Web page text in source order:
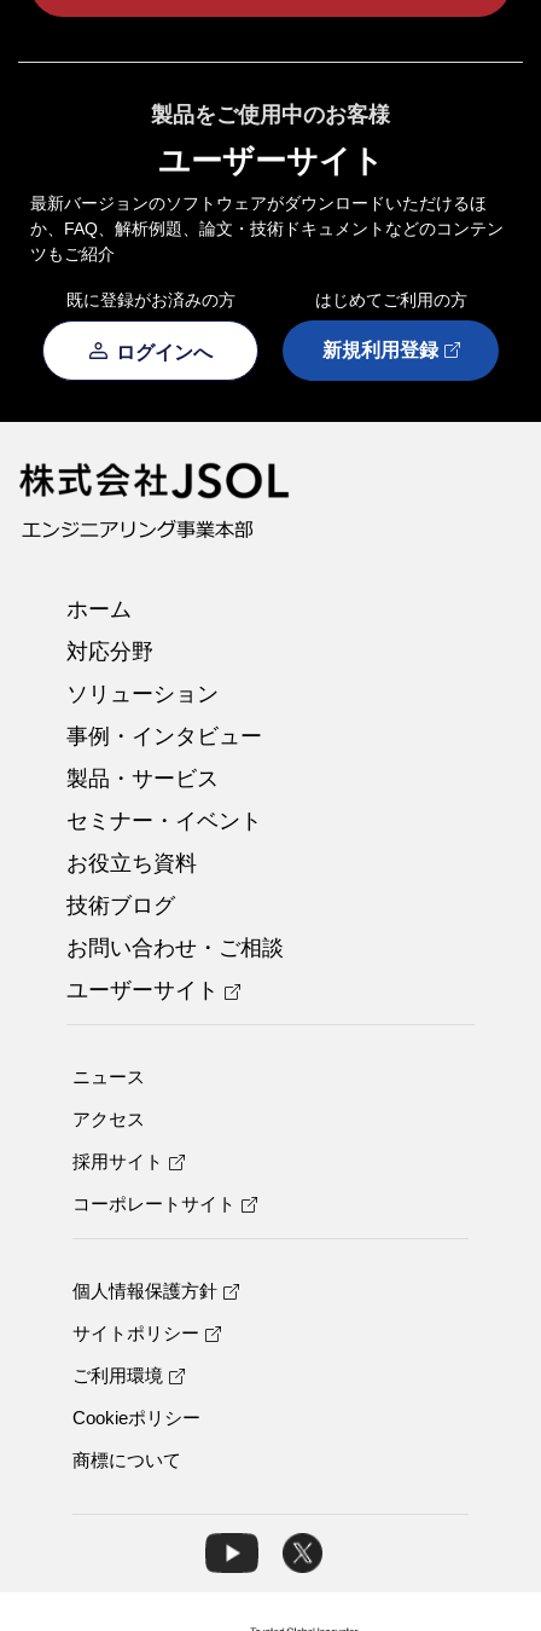
製品をご使用中のお客様
ユーザーサイト
最新バージョンのソフトウェアがダウンロードいただけるほ
か、FAQ、解析例題、論文・技術ドキュメントなどのコンテン
ツもご紹介
既に登録がお済みの方 はじめてご利用の方
ログインへ 新規利用登録
ホーム
対応分野
ソリューション
事例・インタビュー
製品・サービス
セミナー・イベント
お役立ち資料
技術ブログ
お問い合わせ・ご相談
ユーザーサイト
ニュース
アクセス
採用サイト
コーポレートサイト
個人情報保護方針
サイトポリシー
ご利用環境
Cookieポリシー
商標について